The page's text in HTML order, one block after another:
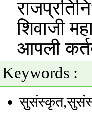
शिवाजी
आपली
Keywords :
सुसंस्कृत